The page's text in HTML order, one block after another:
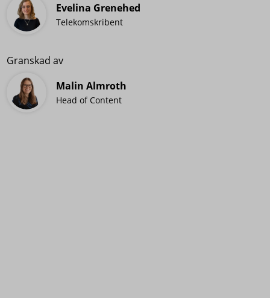
Evelina Grenehed
Telekomskribent
Granskad av
Malin Almroth
Head of Content